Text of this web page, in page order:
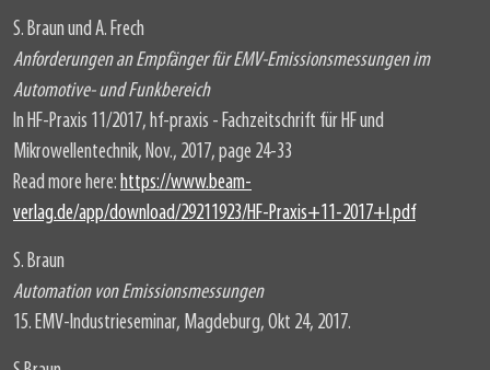
S. Braun und A. Frech
Anforderungen an Empfänger für EMV-Emissionsmessungen im
Automotive- und Funkbereich
In HF-Praxis 11/2017, hf-praxis - Fachzeitschrift für HF und
Mikrowellentechnik, Nov., 2017, page 24-33
Read more here: https://www.beam-
verlag.de/app/download/29211923/HF-Praxis+11-2017+I.pdf
S. Braun
Automation von Emissionsmessungen
15. EMV-Industrieseminar, Magdeburg, Okt 24, 2017.